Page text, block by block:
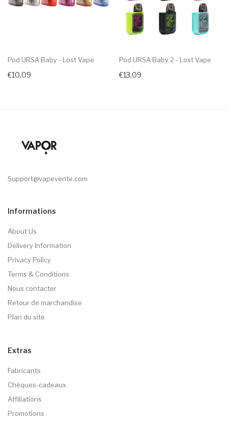
Pod URSA Baby - Lost Vape
€10,09
Pod URSA Baby 2 - Lost Vape
€13,09
Support@vapevente.com
Informations
About Us
Delivery Information
Privacy Policy
Terms & Conditions
Nous contacter
Retour de marchandise
Plan du site
Extras
Fabricants
Chèques-cadeaux
Affiliations
Promotions